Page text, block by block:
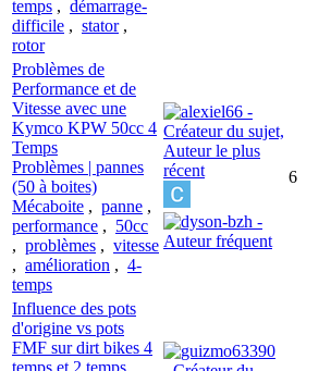
temps , démarrage-
difficile , stator,
rotor
Problèmes de
Performance et de
Vitesse avec une
Kymco KPW 50cc 4
Temps
Problèmes | pannes
(50 à boites)
Mécaboite , panne ,
performance , 50cc
, problèmes , vitesse
, amélioration , 4-
temps
6
Influence des pots
d'origine vs pots
FMF sur dirt bikes 4
temps et 2 temps,